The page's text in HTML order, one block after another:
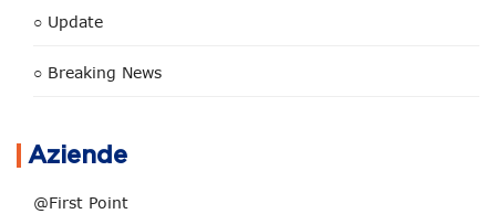
○ Update
○ Breaking News
Aziende
@First Point